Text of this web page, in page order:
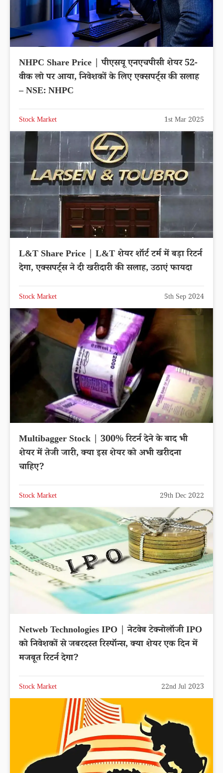
NHPC Share Price | पीएसयू एनएचपीसी शेयर 52-
वीक लो पर आया, निवेशकों के लिए एक्सपर्ट्स की सलाह
– NSE: NHPC
Stock Market 1st Mar 2025
L&T Share Price | L&T शेयर शॉर्ट टर्म में बड़ा रिटर्न
देगा, एक्सपर्ट्स ने दी खरीदारी की सलाह, उठाएं फायदा
Stock Market 5th Sep 2024
Multibagger Stock | 300% रिटर्न देने के बाद भी
शेयर में तेजी जारी, क्या इस शेयर को अभी खरीदना
चाहिए?
Stock Market 29th Dec 2022
Netweb Technologies IPO | नेटवेब टेक्नोलॉजी IPO
को निवेशकों से जबरदस्त रिस्पॉन्स, क्या शेयर एक दिन में
मजबूत रिटर्न देगा?
Stock Market 22nd Jul 2023